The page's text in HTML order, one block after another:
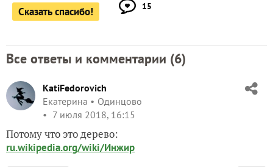
Сказать спасибо! 15
Все ответы и комментарии (6)
KatiFedorovich
Екатерина
Одинцово
7 июля 2018, 16:15
Потому что это дерево:
ru.wikipedia.org/wiki/Инжир